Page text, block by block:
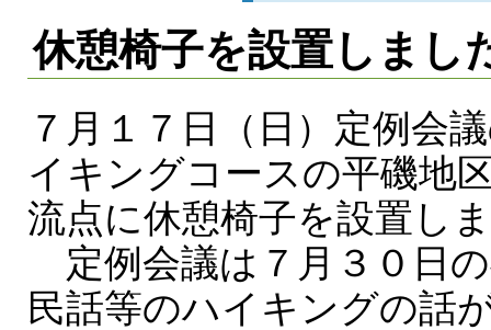
休憩椅子を設置しまし
７月１７日（日）定例会
イキングコースの平磯地
流点に休憩椅子を設置し
定例会議は７月３０日
民話等のハイキングの話